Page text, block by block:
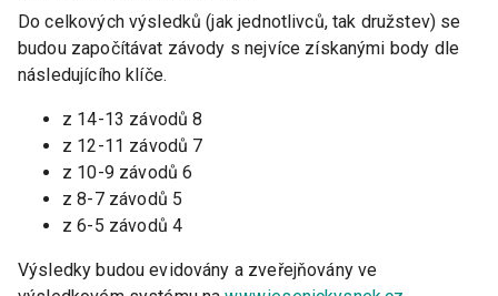
Do celkových výsledků (jak jednotlivců, tak družstev) se
budou započítávat závody s nejvíce získanými body dle
následujícího klíče.
z 14-13 závodů 8
z 12-11 závodů 7
z 10-9 závodů 6
z 8-7 závodů 5
z 6-5 závodů 4
Výsledky budou evidovány a zveřejňovány ve